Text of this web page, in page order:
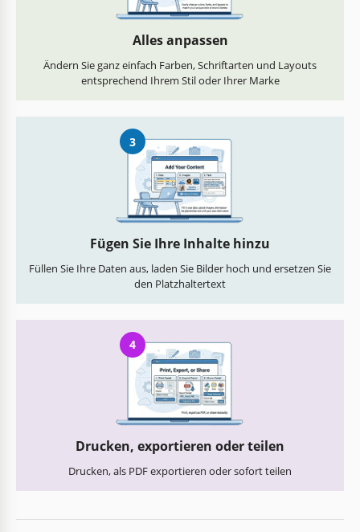
Alles anpassen
Ändern Sie ganz einfach Farben, Schriftarten und Layouts
entsprechend Ihrem Stil oder Ihrer Marke
3
Fügen Sie Ihre Inhalte hinzu
Füllen Sie Ihre Daten aus, laden Sie Bilder hoch und ersetzen Sie
den Platzhaltertext
4
Drucken, exportieren oder teilen
Drucken, als PDF exportieren oder sofort teilen